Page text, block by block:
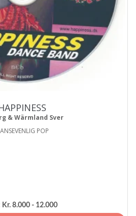
& Wärmland Sver
POP
Kr. 8.000 - 12.000